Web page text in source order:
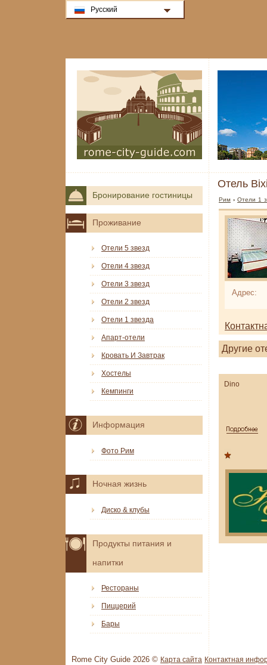
Отель
Рим ›Отели 1
Адрес:
Другие
Dino
Бронирование гостиницы
Проживание
Отели 5 звезд
Отели 4 звезд
Отели 3 звезд
Отели 2 звезд
Отели 1 звезда
Апарт-отели
Кровать И Завтрак
Хостелы
Кемпинги
Информация
Фото Рим
Ночная жизнь
Диско & клубы
Продукты питания и
напитки
Рестораны
Пиццерий
Бары
Rome City Guide 2026 © Карта сайта Контактная
Русский